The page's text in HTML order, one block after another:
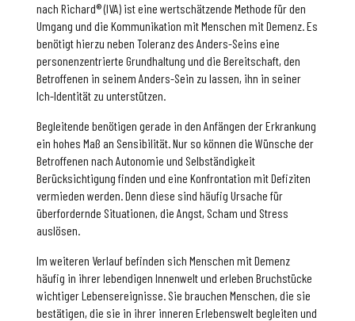
nach Richard® (IVA) ist eine wertschätzende Methode für den
Umgang und die Kommunikation mit Menschen mit Demenz. Es
benötigt hierzu neben Toleranz des Anders-Seins eine
personenzentrierte Grundhaltung und die Bereitschaft, den
Betroffenen in seinem Anders-Sein zu lassen, ihn in seiner
Ich-Identität zu unterstützen.
Begleitende benötigen gerade in den Anfängen der Erkrankung
ein hohes Maß an Sensibilität. Nur so können die Wünsche der
Betroffenen nach Autonomie und Selbständigkeit
Berücksichtigung finden und eine Konfrontation mit Defiziten
vermieden werden. Denn diese sind häufig Ursache für
überfordernde Situationen, die Angst, Scham und Stress
auslösen.
Im weiteren Verlauf befinden sich Menschen mit Demenz
häufig in ihrer lebendigen Innenwelt und erleben Bruchstücke
wichtiger Lebensereignisse. Sie brauchen Menschen, die sie
bestätigen, die sie in ihrer inneren Erlebenswelt begleiten und